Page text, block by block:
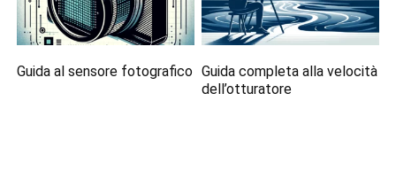
Guida al sensore fotografico Guida completa alla velocità
dell’otturatore